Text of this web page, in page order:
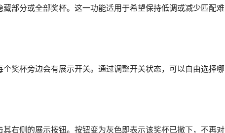
部分或全部奖杯。这一功能适用于希望保持低调或减少匹配难
奖杯旁边会有展示开关。通过调整开关状态，可以自由选择哪
右侧的展示按钮。按钮变为灰色即表示该奖杯已撤下，不再对